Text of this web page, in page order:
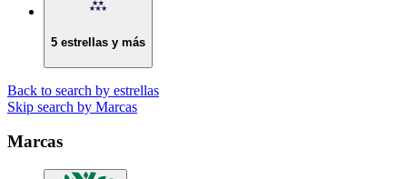
5 estrellas y más
Back to search by estrellas
Skip search by Marcas
Marcas